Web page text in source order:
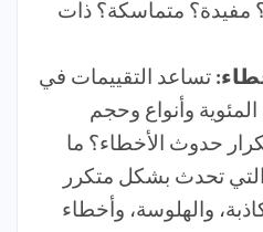
مفيدة؟ متماسكة؟ ذات
تساعد التقييمات في
وأنواع وحجم
حدوث الأخطاء؟ ما
التي تحدث بشكل متكرر
والهلوسة، وأخطاء